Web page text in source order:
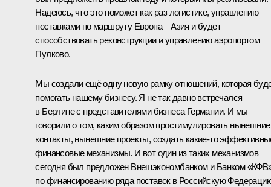
Надеюсь, что это поможет как раз логистике, управлению
поставками по маршруту Европа – Азия и будет
способствовать реконструкции и управлению аэропортом
Пулково.
Мы создали ещё одну новую рамку отношений, которая
помогать нашему бизнесу. Я не так давно встречался
в Берлине с представителями бизнеса Германии. И мы
говорили о том, каким образом простимулировать нынешние
контакты, нынешние проекты, создать какие‑то
финансовые механизмы. И вот один из таких механизмов
сегодня был предложен Внешэкономбанком и Банком
по финансированию ряда поставок в Российскую